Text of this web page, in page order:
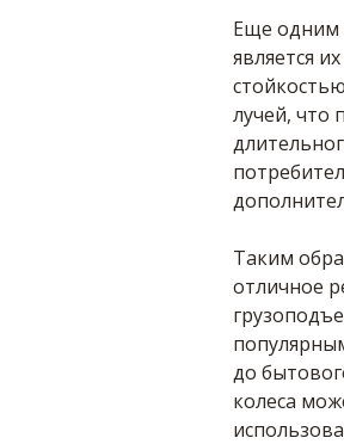
Еще одним
является
лучей, что
Таким
отличное
до
колеса